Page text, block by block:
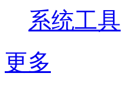
系统工具
更多